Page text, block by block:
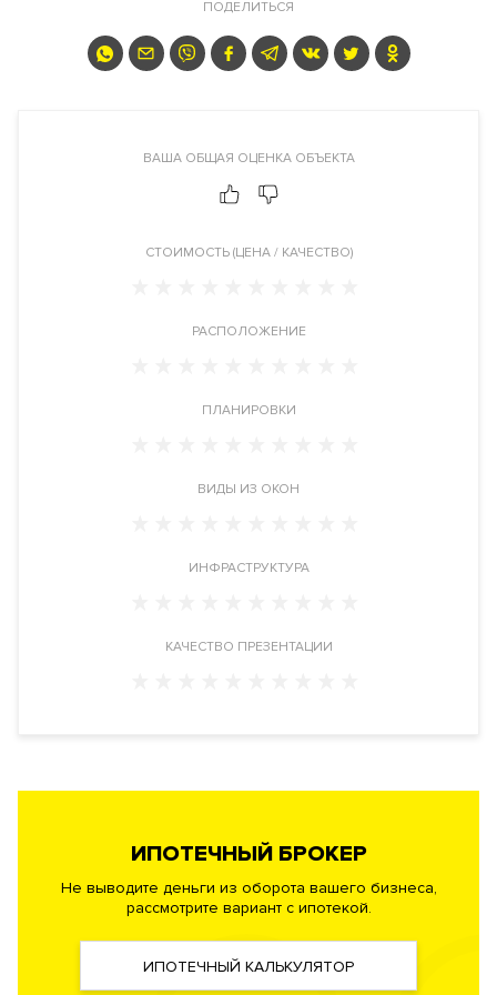
Преимущества дома
Высокие потолки.Панорамные окна
в пол. Внутренний двор.
Видовые характеристики
С верхних этажей и пентхаусов жилого комплекса
открывается панорамный вид на центр Москвы и
рядом с метро Тульская. Адрес: Холодильный переулок дом
Профессиональная служба охраны. Закрытая и охраняемая
Видеонаблюдение периметра. Доступ во все помещения,
ПОДЕЛИТЬСЯ
ВАША ОБЩАЯ ОЦЕНКА ОБЪЕКТА
CТОИМОСТЬ (ЦЕНА / КАЧЕСТВО)
РАСПОЛОЖЕНИЕ
ПЛАНИРОВКИ
ВИДЫ ИЗ ОКОН
ИНФРАСТРУКТУРА
КАЧЕСТВО ПРЕЗЕНТАЦИИ
ИПОТЕЧНЫЙ БРОКЕР
Не выводите деньги из оборота вашего бизнеса,
рассмотрите вариант с ипотекой.
ИПОТЕЧНЫЙ КАЛЬКУЛЯТОР